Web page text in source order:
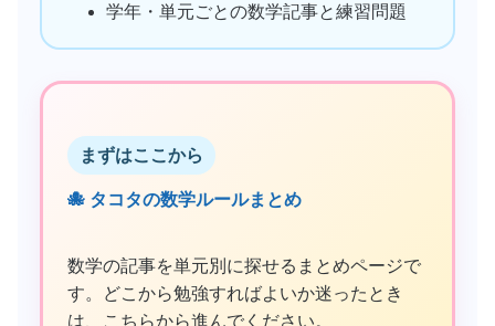
学年・単元ごとの数学記事と練習問題
まずはここから
🐙 タコタの数学ルールまとめ
数学の記事を単元別に探せるまとめページで
す。どこから勉強すればよいか迷ったとき
は、こちらから進んでください。